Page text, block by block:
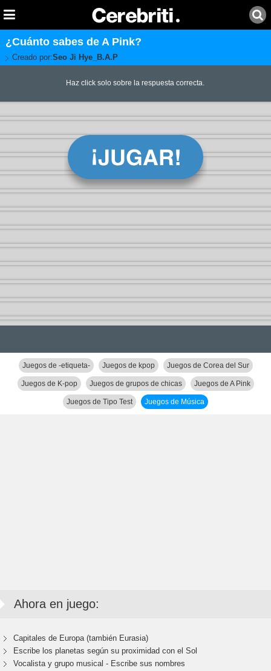
¿Cuánto sabes de A Pink?
Creado por:Seo Ji Hye_B.A.P
Haz click solo sobre la respuesta correcta.
Juegos de -etiqueta- Juegos de kpop Juegos de Corea del Sur
Juegos de K-pop Juegos de grupos de chicas Juegos de A Pink
Juegos de Tipo Test Juegos de Música
Ahora en juego:
Capitales de Europa (también Eurasia)
Escribe los planetas según su proximidad con el Sol
Vocalista y grupo musical - Escribe sus nombres